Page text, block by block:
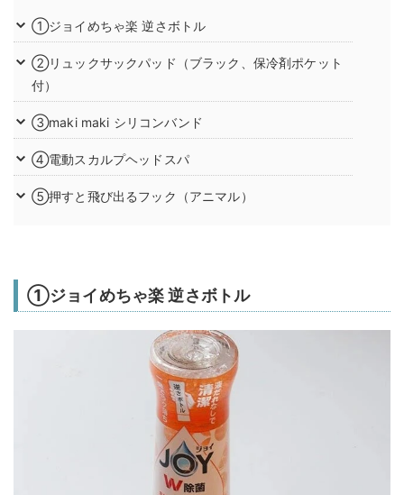
①ジョイめちゃ楽 逆さボトル
②リュックサックパッド（ブラック、保冷剤ポケット
付）
③maki maki シリコンバンド
④電動スカルプヘッドスパ
⑤押すと飛び出るフック（アニマル）
①ジョイめちゃ楽 逆さボトル